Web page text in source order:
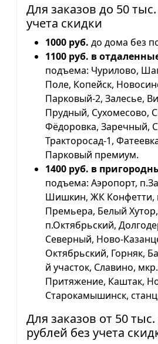
Для заказов до 50
учета скидки
1000 руб. до дома без
1100 руб. в
подъема: Чурилово,
Поле, Копейск,
Парковый-2, Залесье,
Прудный, Сухомесово,
Фёдоровка, Заречный,
Тракторосад-1,
Парковый премиум.
1400 руб. в
подъема: Аэропорт,
Шишкин, ЖК Конфетти,
Премьера, Белый
п.Октябрьский,
Северный, Ново-
Октябрьский, Горняк,
й участок, Славино,
Притяжение, Каштак,
Старокамышинск,
Для заказов от 50
рублей без учета